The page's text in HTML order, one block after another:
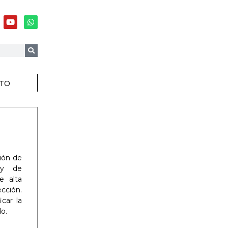
de
y de
alta
la